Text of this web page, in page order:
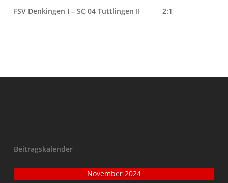
FSV Denkingen I – SC 04 Tuttlingen II 2:1
Beitragskalender
November 2024